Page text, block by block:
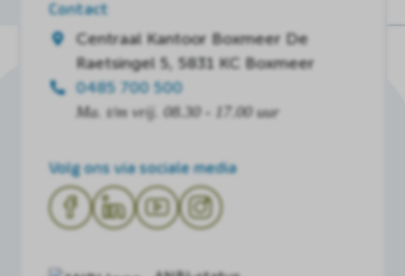
Contact
Centraal Kantoor Boxmeer De
Raetsingel 5, 5831 KC Boxmeer
0485 700 500
Ma. t/m vrij. 08.30 - 17.00 uur
Volg ons via sociale media